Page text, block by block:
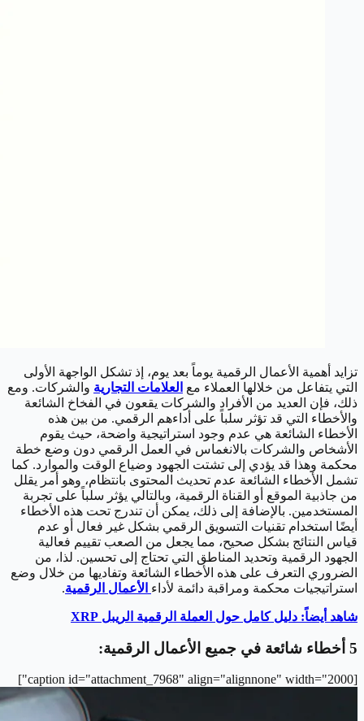
تزايد أهمية الأعمال الرقمية يوماً بعد يوم، إذ تشكل الواجهة الأولى
التي يتفاعل من خلالها العملاء مع العلامات التجارية والشركات. ومع
ذلك، فإن العديد من الأفراد والشركات يقعون في الفخاخ الشائعة
والأخطاء التي قد تؤثر سلباً على أداءهم الرقمي. من بين هذه
الأخطاء الشائعة هي عدم وجود استراتيجية واضحة، حيث يقوم
الأشخاص والشركات بالانغماس في العمل الرقمي دون وضع خطة
محكمة وهذا قد يؤدي إلى تشتت الجهود وضياع الوقت والموارد. كما
تشمل الأخطاء الشائعة عدم تحديث المحتوى بانتظام، وهو أمر يقلل
من جاذبية الموقع أو القناة الرقمية، وبالتالي يؤثر سلباً على تجربة
المستخدمين. بالإضافة إلى ذلك، يمكن أن تندرج تحت هذه الأخطاء
أيضًا استخدام تقنيات التسويق الرقمي بشكل غير فعال أو عدم
قياس النتائج بشكل صحيح، مما يجعل من الصعب تقييم فعالية
الجهود الرقمية وتحديد المناطق التي تحتاج إلى تحسين. لذا، من
الضروري التعرف على هذه الأخطاء الشائعة وتفاديها من خلال وضع
استراتيجيات محكمة ومراقبة دائمة لأداء الأعمال الرقمية.
شاهد أيضاً: دليل كامل حول العملة الرقمية الريبل XRP
5 أخطاء شائعة في جميع الأعمال الرقمية:
[caption id="attachment_7968" align="alignnone" width="2000"]